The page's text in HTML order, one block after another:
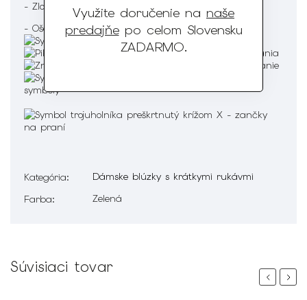
Využite doručenie na naše
predajňepo celom Slovensku
ZADARMO.
- Zloženie : 95% Polyester 5% Elastan
- Ošetrenie :
Kategória:
Dámske blúzky s krátkymi rukávmi
Farba: Zelená
Súvisiaci tovar
PreviousNext